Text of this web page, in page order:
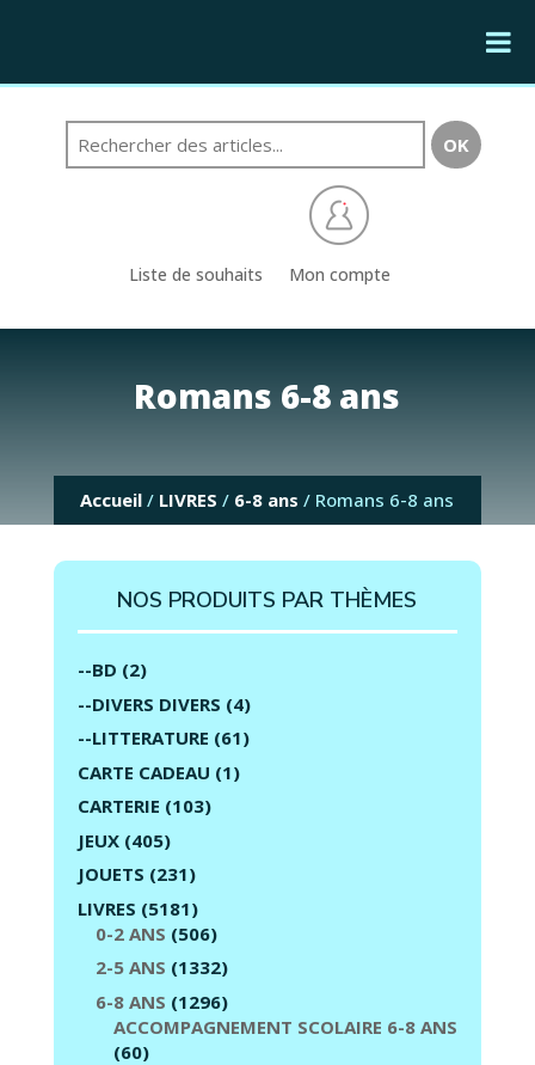
Liste de souhaits Mon compte
Romans 6-8 ans
Accueil / LIVRES / 6-8 ans / Romans 6-8 ans
NOS PRODUITS PAR THÈMES
--BD (2)
--DIVERS DIVERS (4)
--LITTERATURE (61)
CARTE CADEAU (1)
CARTERIE (103)
JEUX (405)
JOUETS (231)
LIVRES (5181)
0-2 ANS (506)
2-5 ANS (1332)
6-8 ANS (1296)
ACCOMPAGNEMENT SCOLAIRE 6-8 ANS
(60)